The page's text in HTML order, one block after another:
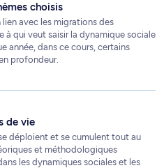
choisis
avec les migrations des
à qui veut saisir la dynamique sociale
année, dans ce cours, certains
profondeur.
de vie
déploient et se cumulent tout au
et méthodologiques
les dynamiques sociales et les